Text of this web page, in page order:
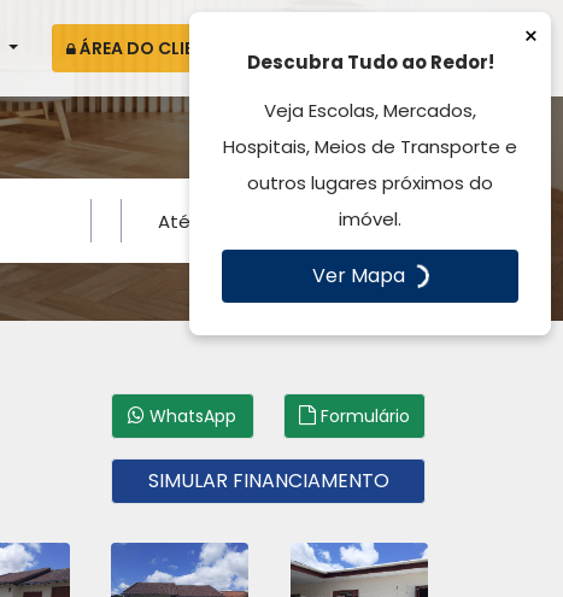
ÁREA DO CLIENTE ATENDIMENTO
WhatsApp Formulário
SIMULAR FINANCIAMENTO
×
Descubra Tudo ao Redor!
Veja Escolas, Mercados,
Hospitais, Meios de Transporte e
outros lugares próximos do
imóvel.
Ver Mapa